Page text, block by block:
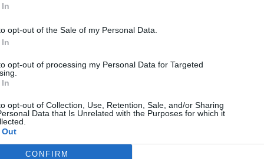
opt-out of the Sale of my Personal Data.
opt-out of processing my Personal Data for Targeted
opt-out of Collection, Use, Retention, Sale, and/or Sharing
Data that Is Unrelated with the Purposes for which it
CONFIRM
Γιατί δεν πρέπει να γελάμε στις νέες φωτογραφίες
09/08/2026